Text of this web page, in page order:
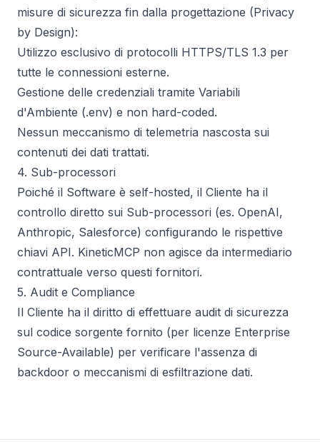
misure di sicurezza fin dalla progettazione (Privacy
by Design):
Utilizzo esclusivo di protocolli HTTPS/TLS 1.3 per
tutte le connessioni esterne.
Gestione delle credenziali tramite Variabili
d'Ambiente (.env) e non hard-coded.
Nessun meccanismo di telemetria nascosta sui
contenuti dei dati trattati.
4. Sub-processori
Poiché il Software è self-hosted, il Cliente ha il
controllo diretto sui Sub-processori (es. OpenAI,
Anthropic, Salesforce) configurando le rispettive
chiavi API. KineticMCP non agisce da intermediario
contrattuale verso questi fornitori.
5. Audit e Compliance
Il Cliente ha il diritto di effettuare audit di sicurezza
sul codice sorgente fornito (per licenze Enterprise
Source-Available) per verificare l'assenza di
backdoor o meccanismi di esfiltrazione dati.